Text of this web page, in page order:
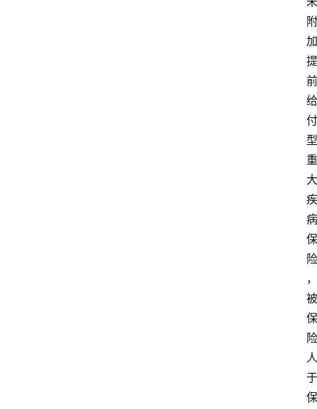
附
加
提
前
给
付
型
重
大
疾
病
保
险
，
被
保
险
人
于
保